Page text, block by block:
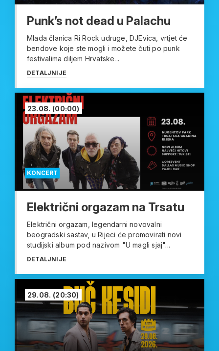
Punk’s not dead u Palachu
Mlada članica Ri Rock udruge, DJEvica, vrtjet će
bendove koje ste mogli i možete čuti po punk
festivalima diljem Hrvatske...
DETALJNIJE
KONCERT
23.08. (00:00)
Električni orgazam na Trsatu
Električni orgazam, legendarni novovalni
beogradski sastav, u Rijeci će promovirati novi
studijski album pod nazivom "U magli sjaj"...
DETALJNIJE
29.08. (20:30)